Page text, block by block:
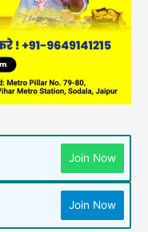
Join Now
Join Now